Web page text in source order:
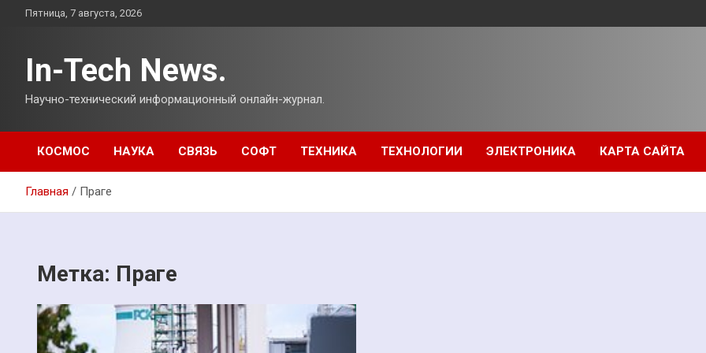
ПерейтиПятница, 7 августа, 2026
In-Tech News.
Научно-технический информационный онлайн-журнал.
КОСМОС НАУКА СВЯЗЬ СОФТ ТЕХНИКА ТЕХНОЛОГИИ ЭЛЕКТРОНИКА КАРТА САЙТА
Главная Праге
Метка: Праге